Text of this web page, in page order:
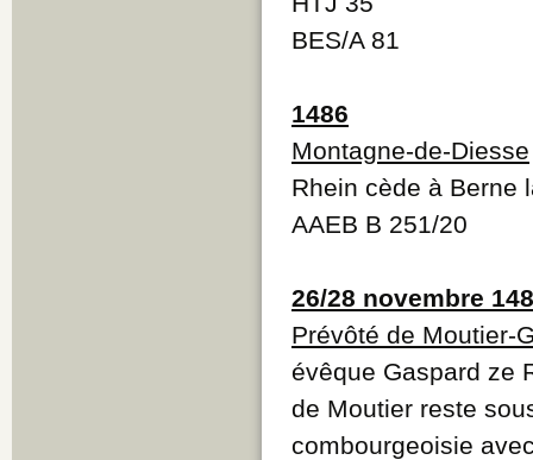
BES/A 81
1486
Montagne-de-Diesse
Rhein cède à Berne
AAEB B 251/20
26/28 novembre
Prévôté de Moutier-
évêque Gaspard ze
de Moutier reste
combourgeoisie